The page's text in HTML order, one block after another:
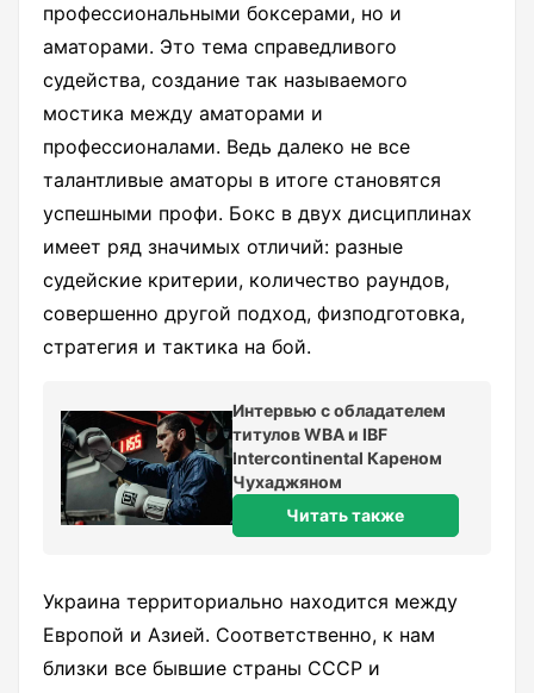
профессиональными боксерами, но и
аматорами. Это тема справедливого
судейства, создание так называемого
мостика между аматорами и
профессионалами. Ведь далеко не все
талантливые аматоры в итоге становятся
успешными профи. Бокс в двух дисциплинах
имеет ряд значимых отличий: разные
судейские критерии, количество раундов,
совершенно другой подход, физподготовка,
стратегия и тактика на бой.
Интервью с обладателем
титулов WBA и IBF
Intercontinental Кареном
Чухаджяном
Читать также
Украина территориально находится между
Европой и Азией. Соответственно, к нам
близки все бывшие страны СССР и